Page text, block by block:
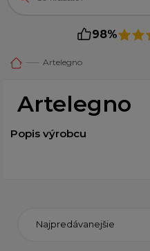
98%
Artelegno
Artelegno
Popis výrobcu
Najpredávanejšie